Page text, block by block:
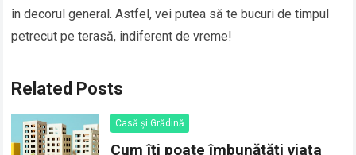
în decorul general. Astfel, vei putea să te bucuri de timpul
petrecut pe terasă, indiferent de vreme!
Related Posts
Casă și Grădină
Cum îți poate îmbunătăți viața